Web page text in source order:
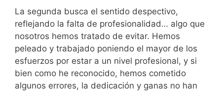
La segunda busca el sentido despectivo,
reflejando la falta de profesionalidad… algo que
nosotros hemos tratado de evitar. Hemos
peleado y trabajado poniendo el mayor de los
esfuerzos por estar a un nivel profesional, y si
bien como he reconocido, hemos cometido
algunos errores, la dedicación y ganas no han